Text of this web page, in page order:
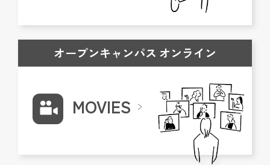
オープンキャンパス オンライン
MOVIES